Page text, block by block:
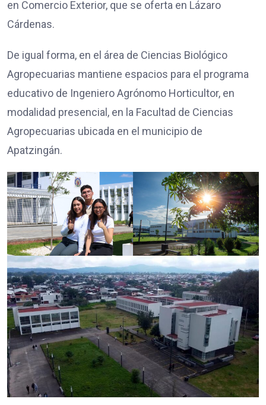
en Comercio Exterior, que se oferta en Lázaro
Cárdenas.
De igual forma, en el área de Ciencias Biológico
Agropecuarias mantiene espacios para el programa
educativo de Ingeniero Agrónomo Horticultor, en
modalidad presencial, en la Facultad de Ciencias
Agropecuarias ubicada en el municipio de
Apatzingán.